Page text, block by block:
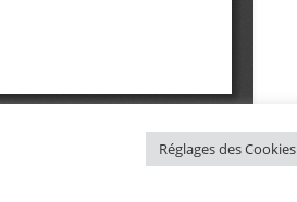
Réglages des Cookies